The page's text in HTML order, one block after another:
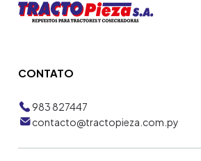
CONTATO
983 827447
contacto@tractopieza.com.py